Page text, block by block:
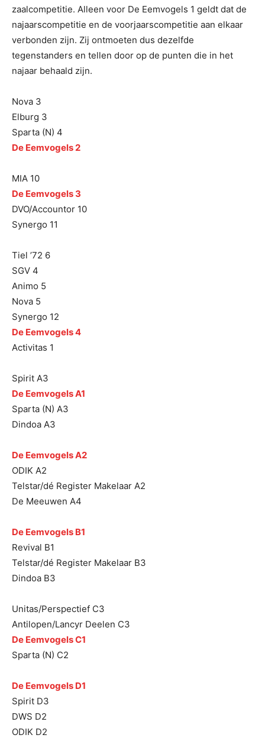
zaalcompetitie. Alleen voor De Eemvogels 1 geldt dat de
najaarscompetitie en de voorjaarscompetitie aan elkaar
verbonden zijn. Zij ontmoeten dus dezelfde
tegenstanders en tellen door op de punten die in het
najaar behaald zijn.
Nova 3
Elburg 3
Sparta (N) 4
De Eemvogels 2
MIA 10
De Eemvogels 3
DVO/Accountor 10
Synergo 11
Tiel ’72 6
SGV 4
Animo 5
Nova 5
Synergo 12
De Eemvogels 4
Activitas 1
Spirit A3
De Eemvogels A1
Sparta (N) A3
Dindoa A3
De Eemvogels A2
ODIK A2
Telstar/dé Register Makelaar A2
De Meeuwen A4
De Eemvogels B1
Revival B1
Telstar/dé Register Makelaar B3
Dindoa B3
Unitas/Perspectief C3
Antilopen/Lancyr Deelen C3
De Eemvogels C1
Sparta (N) C2
De Eemvogels D1
Spirit D3
DWS D2
ODIK D2